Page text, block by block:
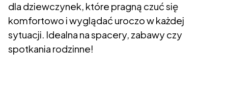
dla dziewczynek, które pragną czuć się
komfortowo i wyglądać uroczo w każdej
sytuacji. Idealna na spacery, zabawy czy
spotkania rodzinne!